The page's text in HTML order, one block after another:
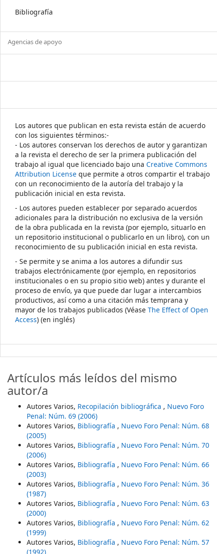
Bibliografía
Agencias de apoyo
Los autores que publican en esta revista están de acuerdo
con los siguientes términos:-
- Los autores conservan los derechos de autor y garantizan
a la revista el derecho de ser la primera publicación del
trabajo al igual que licenciado bajo una Creative Commons
Attribution License que permite a otros compartir el trabajo
con un reconocimiento de la autoría del trabajo y la
publicación inicial en esta revista.
- Los autores pueden establecer por separado acuerdos
adicionales para la distribución no exclusiva de la versión
de la obra publicada en la revista (por ejemplo, situarlo en
un repositorio institucional o publicarlo en un libro), con un
reconocimiento de su publicación inicial en esta revista.
- Se permite y se anima a los autores a difundir sus
trabajos electrónicamente (por ejemplo, en repositorios
institucionales o en su propio sitio web) antes y durante el
proceso de envío, ya que puede dar lugar a intercambios
productivos, así como a una citación más temprana y
mayor de los trabajos publicados (Véase The Effect of Open
Access) (en inglés)
Artículos más leídos del mismo
autor/a
Autores Varios, Recopilación bibliográfica , Nuevo Foro
Penal: Núm. 69 (2006)
Autores Varios, Bibliografía , Nuevo Foro Penal: Núm. 68
(2005)
Autores Varios, Bibliografía , Nuevo Foro Penal: Núm. 70
(2006)
Autores Varios, Bibliografía , Nuevo Foro Penal: Núm. 66
(2003)
Autores Varios, Bibliografía , Nuevo Foro Penal: Núm. 36
(1987)
Autores Varios, Bibliografía , Nuevo Foro Penal: Núm. 63
(2000)
Autores Varios, Bibliografía , Nuevo Foro Penal: Núm. 62
(1999)
Autores Varios, Bibliografía , Nuevo Foro Penal: Núm. 57
(1992)